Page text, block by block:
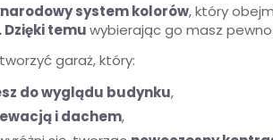
system kolorów, który
Dzięki temuwybierając go masz
garaż, który:
do wyglądu budynku,
i dachem,